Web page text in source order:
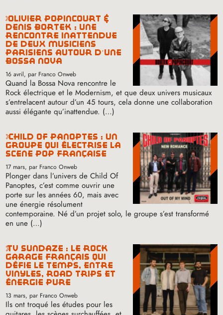
olivier popincourt &
denis bortek : une
rencontre inattendue
de deux musiciens
parisiens autour d’une
bossa nova
16 avril, par Franco Onweb
Quand la Bossa Nova rencontre le
Rock électrique et le Modernism, et que deux univers musicaux
s’entrelacent autour d’un 45 tours, cela donne une collaboration
aussi élégante qu’inattendue. (…)
child of panoptes : un
groupe qui électrise la
scène pop française
17 mars, par Franco Onweb
Plonger dans l’univers de Child Of
Panoptes, c’est comme ouvrir une
porte sur les années 60, mais avec
une énergie résolument
contemporaine. Né d’un projet solo, le groupe s’est transformé
en une (…)
tv sundaze : le rock
garage français qui
défie le temps, entre
vinyles, road trips et
énergie pure
13 mars, par Franco Onweb
Ils ont troqué les études pour les